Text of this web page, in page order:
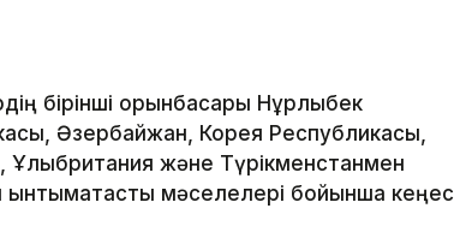
бірінші орынбасары Нұрлыбек
Әзербайжан, Корея Республикасы,
Ұлыбритания және Түрікменстанмен
мәселелері бойынша кеңес